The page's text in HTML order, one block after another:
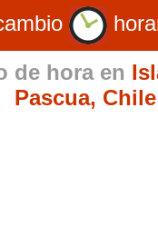
de hora en
Pascua, Chile